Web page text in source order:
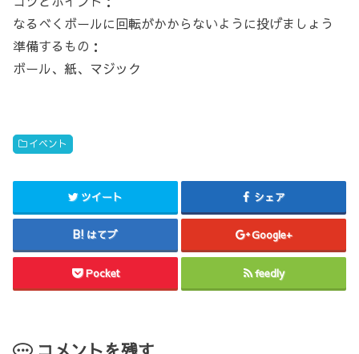
なるべくボールに回転がかからないように投げましょう
準備するもの：
ボール、紙、マジック
イベント
ツイート シェア
はてブ Google+
Pocket feedly